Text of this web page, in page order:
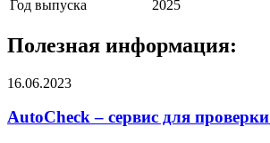
Год выпуска
2025
Полезная информация:
16.06.2023
AutoCheck – сервис для